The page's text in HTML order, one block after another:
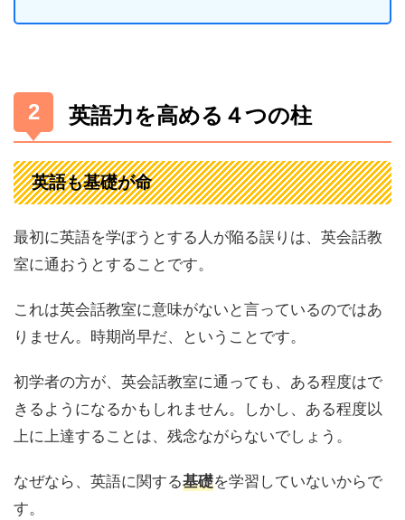
英語力を高める４つの柱
英語も基礎が命
最初に英語を学ぼうとする人が陥る誤りは、英会話教
室に通おうとすることです。
これは英会話教室に意味がないと言っているのではあ
りません。時期尚早だ、ということです。
初学者の方が、英会話教室に通っても、ある程度はで
きるようになるかもしれません。しかし、ある程度以
上に上達することは、残念ながらないでしょう。
なぜなら、英語に関する基礎を学習していないからで
す。